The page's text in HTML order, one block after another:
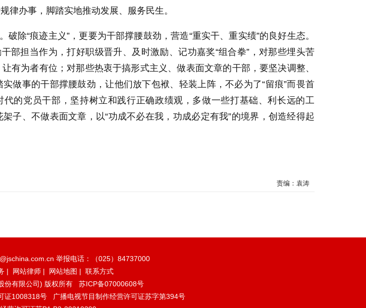
律办事，脚踏实地推动发展、服务民生。
破除“痕迹主义”，更要为干部撑腰鼓劲，营造“重实干、重实绩”的良好生态。
部担当作为，打好职级晋升、及时激励、记功嘉奖“组合拳”，对那些埋头苦
有为者有位；对那些热衷于搞形式主义、做表面文章的干部，要坚决调整、
做事的干部撑腰鼓劲，让他们放下包袱、轻装上阵，不必为了“留痕”而畏首
代的党员干部，坚持树立和践行正确政绩观，多做一些打基础、利长远的工
子、不做表面文章，以“功成不必在我，功成必定有我”的境界，创造经得起
责编：袁涛
举报电话：（025）84737000
| 网站律师 | 网站地图 | 联系方式
份有限公司) 版权所有 苏ICP备07000608号
证1008318号
广播电视节目制作经营许可证苏字第394号